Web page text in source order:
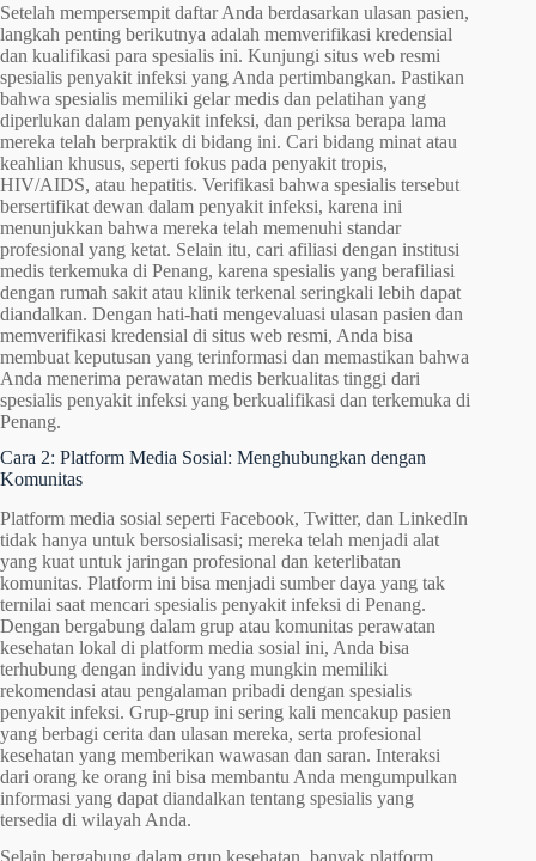
Setelah mempersempit daftar Anda berdasarkan ulasan pasien,
langkah penting berikutnya adalah memverifikasi kredensial
dan kualifikasi para spesialis ini. Kunjungi situs web resmi
spesialis penyakit infeksi yang Anda pertimbangkan. Pastikan
bahwa spesialis memiliki gelar medis dan pelatihan yang
diperlukan dalam penyakit infeksi, dan periksa berapa lama
mereka telah berpraktik di bidang ini. Cari bidang minat atau
keahlian khusus, seperti fokus pada penyakit tropis,
HIV/AIDS, atau hepatitis. Verifikasi bahwa spesialis tersebut
bersertifikat dewan dalam penyakit infeksi, karena ini
menunjukkan bahwa mereka telah memenuhi standar
profesional yang ketat. Selain itu, cari afiliasi dengan institusi
medis terkemuka di Penang, karena spesialis yang berafiliasi
dengan rumah sakit atau klinik terkenal seringkali lebih dapat
diandalkan. Dengan hati-hati mengevaluasi ulasan pasien dan
memverifikasi kredensial di situs web resmi, Anda bisa
membuat keputusan yang terinformasi dan memastikan bahwa
Anda menerima perawatan medis berkualitas tinggi dari
spesialis penyakit infeksi yang berkualifikasi dan terkemuka di
Penang.
Cara 2: Platform Media Sosial: Menghubungkan dengan
Komunitas
Platform media sosial seperti Facebook, Twitter, dan LinkedIn
tidak hanya untuk bersosialisasi; mereka telah menjadi alat
yang kuat untuk jaringan profesional dan keterlibatan
komunitas. Platform ini bisa menjadi sumber daya yang tak
ternilai saat mencari spesialis penyakit infeksi di Penang.
Dengan bergabung dalam grup atau komunitas perawatan
kesehatan lokal di platform media sosial ini, Anda bisa
terhubung dengan individu yang mungkin memiliki
rekomendasi atau pengalaman pribadi dengan spesialis
penyakit infeksi. Grup-grup ini sering kali mencakup pasien
yang berbagi cerita dan ulasan mereka, serta profesional
kesehatan yang memberikan wawasan dan saran. Interaksi
dari orang ke orang ini bisa membantu Anda mengumpulkan
informasi yang dapat diandalkan tentang spesialis yang
tersedia di wilayah Anda.
Selain bergabung dalam grup kesehatan, banyak platform